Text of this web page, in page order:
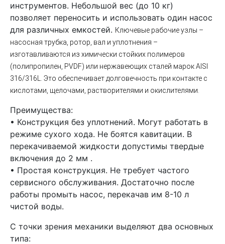
инструментов. Небольшой вес (до 10 кг)
позволяет переносить и использовать один насос
для различных емкостей. Ключевые рабочие узлы –
насосная трубка, ротор, вал и уплотнения –
изготавливаются из химически стойких полимеров
(полипропилен, PVDF) или нержавеющих сталей марок AISI
316/316L. Это обеспечивает долговечность при контакте с
кислотами, щелочами, растворителями и окислителями.
Преимущества:
• Конструкция без уплотнений. Могут работать в
режиме сухого хода. Не боятся кавитации. В
перекачиваемой жидкости допустимы твердые
включения до 2 мм .
• Простая конструкция. Не требует частого
сервисного обслуживания. Достаточно после
работы промыть насос, перекачав им 8-10 л
чистой воды.
С точки зрения механики выделяют два основных
типа: